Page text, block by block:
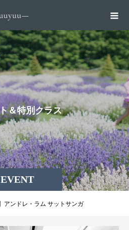
EVENT
＆特別クラス
アンドレ・ラム サットサンガ